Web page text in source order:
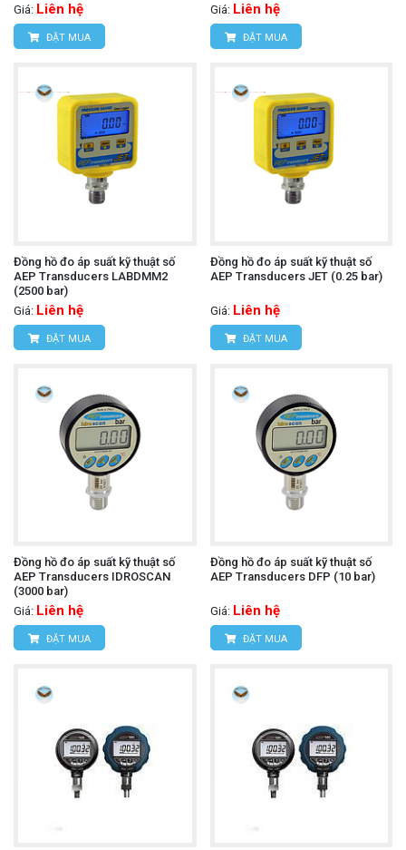
Giá: Liên hệ
ĐẶT MUA
Giá: Liên hệ
ĐẶT MUA
Đồng hồ đo áp suất kỹ thuật số
AEP Transducers LABDMM2
(2500 bar)
Giá: Liên hệ
ĐẶT MUA
Đồng hồ đo áp suất kỹ thuật số
AEP Transducers JET (0.25 bar)
Giá: Liên hệ
ĐẶT MUA
Đồng hồ đo áp suất kỹ thuật số
AEP Transducers IDROSCAN
(3000 bar)
Giá: Liên hệ
ĐẶT MUA
Đồng hồ đo áp suất kỹ thuật số
AEP Transducers DFP (10 bar)
Giá: Liên hệ
ĐẶT MUA